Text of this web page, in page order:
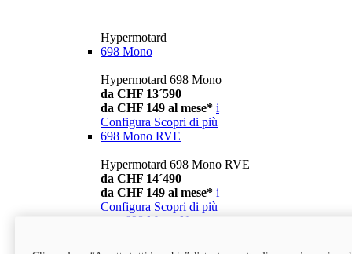
Hypermotard
698 Mono
Hypermotard 698 Mono
da CHF 13´590
da CHF 149 al mese* i
Configura Scopri di più
698 Mono RVE
Hypermotard 698 Mono RVE
da CHF 14´490
da CHF 149 al mese* i
Configura Scopri di più
698 Mono Nera
Hypermotard 698 Mono Nera